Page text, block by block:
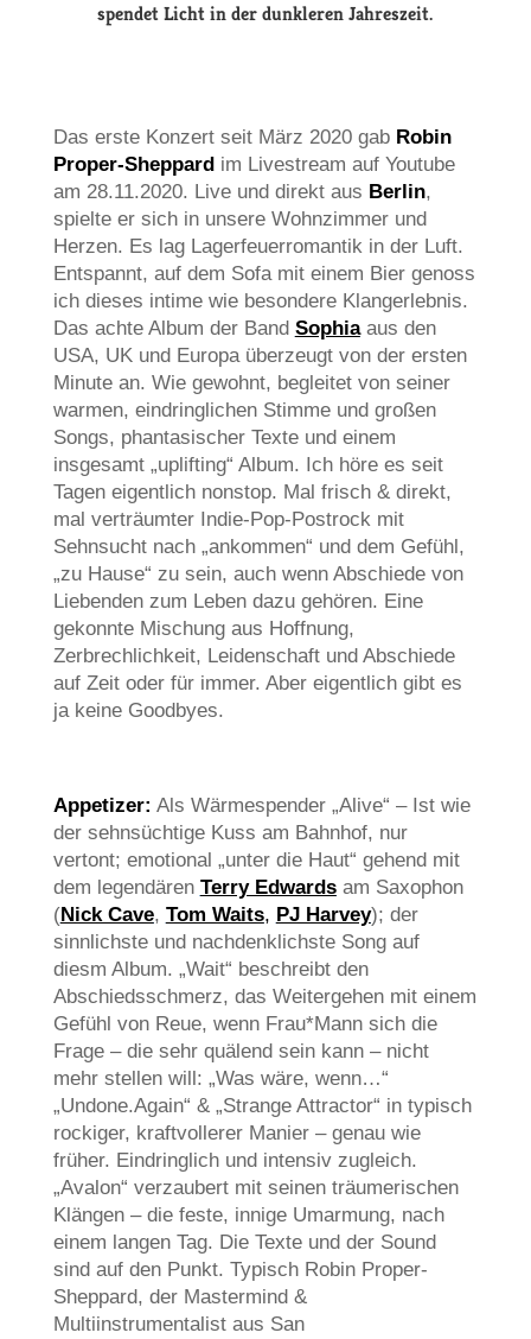
spendet Licht in der dunkleren Jahreszeit.
Das erste Konzert seit März 2020 gab Robin
Proper-Sheppard im Livestream auf Youtube
am 28.11.2020. Live und direkt aus Berlin,
spielte er sich in unsere Wohnzimmer und
Herzen. Es lag Lagerfeuerromantik in der Luft.
Entspannt, auf dem Sofa mit einem Bier genoss
ich dieses intime wie besondere Klangerlebnis.
Das achte Album der Band Sophiaaus den
USA, UK und Europa überzeugt von der ersten
Minute an. Wie gewohnt, begleitet von seiner
warmen, eindringlichen Stimme und großen
Songs, phantasischer Texte und einem
insgesamt „uplifting“ Album. Ich höre es seit
Tagen eigentlich nonstop. Mal frisch & direkt,
mal verträumter Indie-Pop-Postrock mit
Sehnsucht nach „ankommen“ und dem Gefühl,
„zu Hause“ zu sein, auch wenn Abschiede von
Liebenden zum Leben dazu gehören. Eine
gekonnte Mischung aus Hoffnung,
Zerbrechlichkeit, Leidenschaft und Abschiede
auf Zeit oder für immer. Aber eigentlich gibt es
ja keine Goodbyes.
Appetizer: Als Wärmespender „Alive“ – Ist wie
der sehnsüchtige Kuss am Bahnhof, nur
vertont; emotional „unter die Haut“ gehend mit
dem legendären Terry Edwardsam Saxophon
(Nick Cave, Tom Waits, PJ Harvey); der
sinnlichste und nachdenklichste Song auf
diesm Album. „Wait“ beschreibt den
Abschiedsschmerz, das Weitergehen mit einem
Gefühl von Reue, wenn Frau*Mann sich die
Frage – die sehr quälend sein kann – nicht
mehr stellen will: „Was wäre, wenn…“
„Undone.Again“ & „Strange Attractor“ in typisch
rockiger, kraftvollerer Manier – genau wie
früher. Eindringlich und intensiv zugleich.
„Avalon“ verzaubert mit seinen träumerischen
Klängen – die feste, innige Umarmung, nach
einem langen Tag. Die Texte und der Sound
sind auf den Punkt. Typisch Robin Proper-
Sheppard, der Mastermind &
Multiinstrumentalist aus San